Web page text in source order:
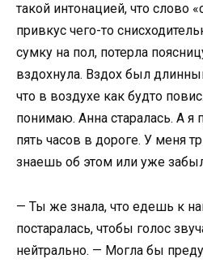
такой интонацией, что слово
привкус чего-то
сумку на пол, потерла
вздохнула. Вздох был
что в воздухе как будто
понимаю. Анна старалась. А я
пять часов в дороге. У меня
знаешь об этом или уже
— Ты же знала, что едешь к
постаралась, чтобы голос
нейтрально. — Могла бы